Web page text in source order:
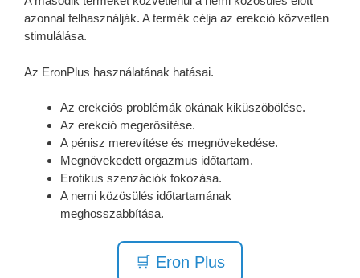
azonnal felhasználják. A termék célja az erekció közvetlen
stimulálása.
Az EronPlus használatának hatásai.
Az erekciós problémák okának kiküszöbölése.
Az erekció megerősítése.
A pénisz merevítése és megnövekedése.
Megnövekedett orgazmus időtartam.
Erotikus szenzációk fokozása.
A nemi közösülés időtartamának
meghosszabbítása.
🛒 Eron Plus